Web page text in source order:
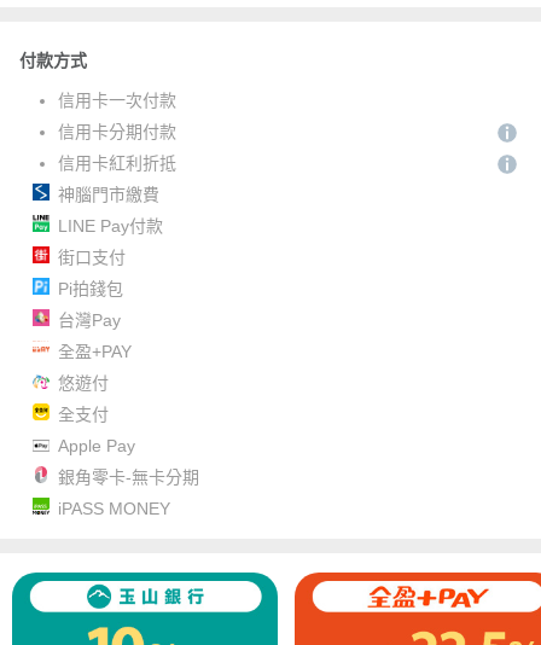
付款方式
信用卡一次付款
信用卡分期付款
信用卡紅利折抵
神腦門市繳費
LINE Pay付款
街口支付
Pi拍錢包
台灣Pay
全盈+PAY
悠遊付
全支付
Apple Pay
銀角零卡-無卡分期
iPASS MONEY